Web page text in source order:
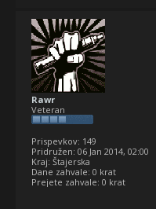
Rawr
Veteran
Prispevkov: 149
Pridružen: 06 Jan 2014, 02:00
Kraj: Štajerska
Dane zahvale: 0 krat
Prejete zahvale: 0 krat